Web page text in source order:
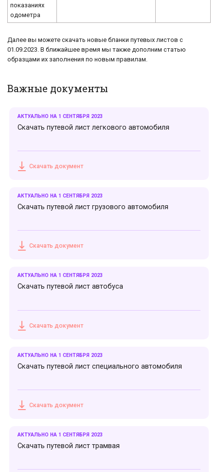
показаниях
одометра
Далее вы можете скачать новые бланки путевых листов с
01.09.2023. В ближайшее время мы также дополним статью
образцами их заполнения по новым правилам.
Важные документы
АКТУАЛЬНО НА 1 СЕНТЯБРЯ 2023
Скачать путевой лист легкового автомобиля
Скачать документ
АКТУАЛЬНО НА 1 СЕНТЯБРЯ 2023
Скачать путевой лист грузового автомобиля
Скачать документ
АКТУАЛЬНО НА 1 СЕНТЯБРЯ 2023
Скачать путевой лист автобуса
Скачать документ
АКТУАЛЬНО НА 1 СЕНТЯБРЯ 2023
Скачать путевой лист специального автомобиля
Скачать документ
АКТУАЛЬНО НА 1 СЕНТЯБРЯ 2023
Скачать путевой лист трамвая